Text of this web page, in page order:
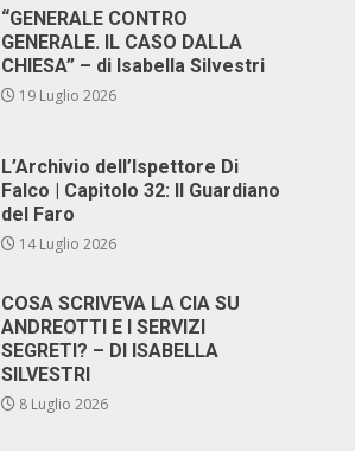
“GENERALE CONTRO
GENERALE. IL CASO DALLA
CHIESA” – di Isabella Silvestri
19 Luglio 2026
L’Archivio dell’Ispettore Di
Falco | Capitolo 32: Il Guardiano
del Faro
14 Luglio 2026
COSA SCRIVEVA LA CIA SU
ANDREOTTI E I SERVIZI
SEGRETI? – DI ISABELLA
SILVESTRI
8 Luglio 2026